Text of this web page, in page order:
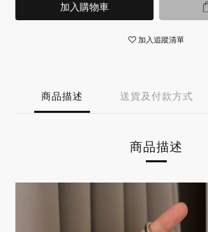
加入購物車
加入追蹤清單
商品描述 送貨及付款方式
商品描述